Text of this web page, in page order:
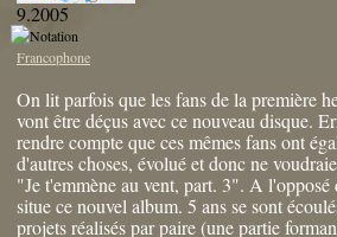
9.2005
Francophone
On lit parfois que les fans de la première
vont être déçus avec ce nouveau disque.
rendre compte que ces mêmes fans ont
d'autres choses, évolué et donc ne
"Je t'emmène au vent, part. 3". A l'opposé
situe ce nouvel album. 5 ans se sont
projets réalisés par paire (une partie